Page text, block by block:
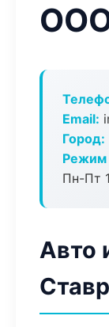
ООО
Email:
Город:
Режим
Пн-Пт
Авто